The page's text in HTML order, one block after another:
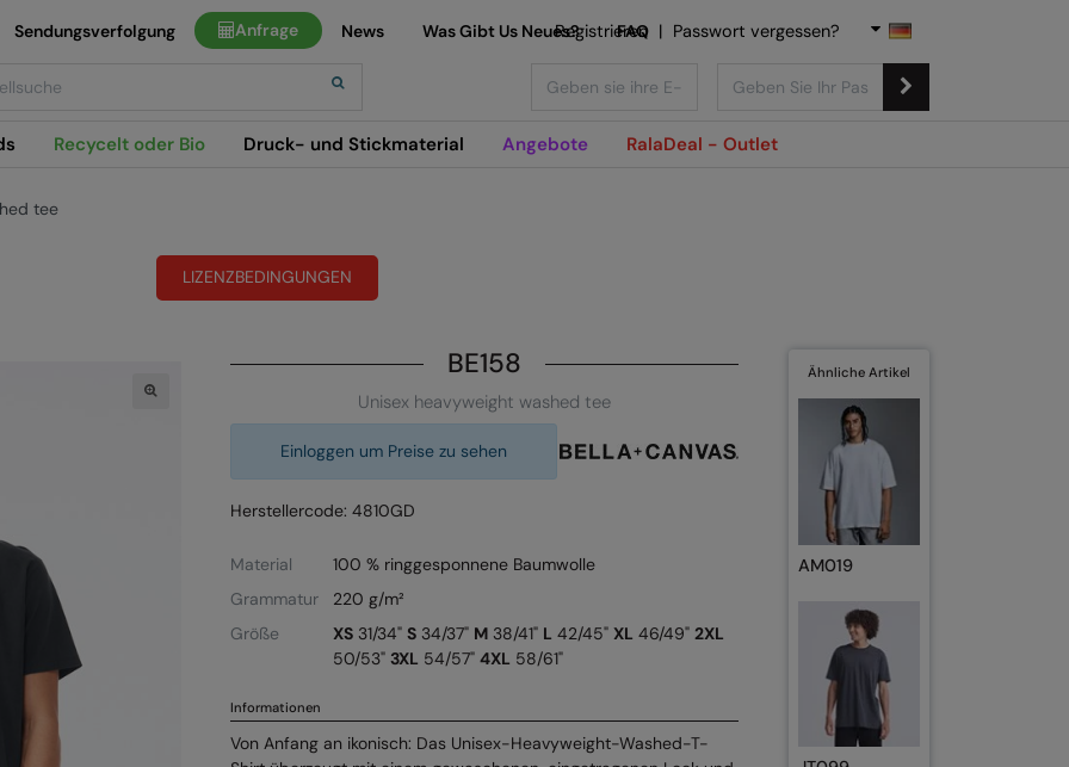
Recycelt oder Bio Druck- und Stickmaterial Angebote RalaDeal - Outlet
Sendungsverfolgung Anfrage News Was Gibt Us Neues? FAQ
Registrieren | Passwort vergessen?
tee
LIZENZBEDINGUNGEN
BE158
Unisex heavyweight washed tee
Einloggen um Preise zu sehen
Herstellercode: 4810GD
Material
100 % ringgesponnene Baumwolle
Grammatur
220 g/m²
Größe
XS31/34" S34/37" M38/41" L 42/45" XL 46/49" 2XL
50/53" 3XL 54/57" 4XL 58/61"
Informationen
Von Anfang an ikonisch: Das Unisex-Heavyweight-Washed-T-
Ähnliche Artikel
AM019